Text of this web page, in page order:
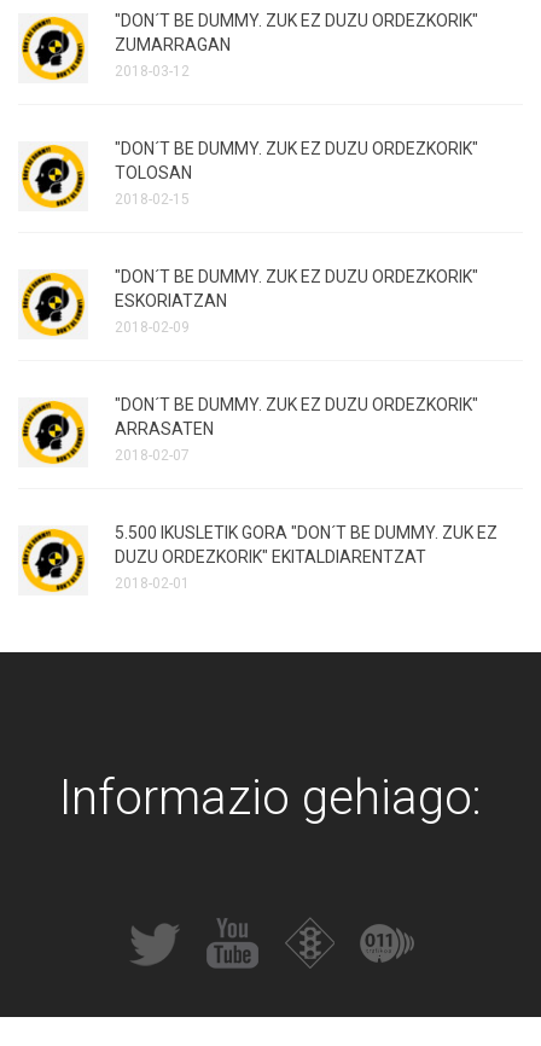
"DON´T BE DUMMY. ZUK EZ DUZU ORDEZKORIK"
ZUMARRAGAN
2018-03-12
"DON´T BE DUMMY. ZUK EZ DUZU ORDEZKORIK"
TOLOSAN
2018-02-15
"DON´T BE DUMMY. ZUK EZ DUZU ORDEZKORIK"
ESKORIATZAN
2018-02-09
"DON´T BE DUMMY. ZUK EZ DUZU ORDEZKORIK"
ARRASATEN
2018-02-07
5.500 IKUSLETIK GORA "DON´T BE DUMMY. ZUK EZ
DUZU ORDEZKORIK" EKITALDIARENTZAT
2018-02-01
Informazio gehiago: